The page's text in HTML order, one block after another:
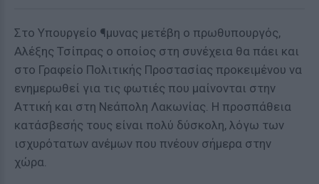
Στο Υπουργείο ¶μυνας μετέβη ο πρωθυπουργός,
Αλέξης Τσίπρας ο οποίος στη συνέχεια θα πάει και
στο Γραφείο Πολιτικής Προστασίας προκειμένου να
ενημερωθεί για τις φωτιές που μαίνονται στην
Αττική και στη Νεάπολη Λακωνίας. Η προσπάθεια
κατάσβεσής τους είναι πολύ δύσκολη, λόγω των
ισχυρότατων ανέμων που πνέουν σήμερα στην
χώρα.